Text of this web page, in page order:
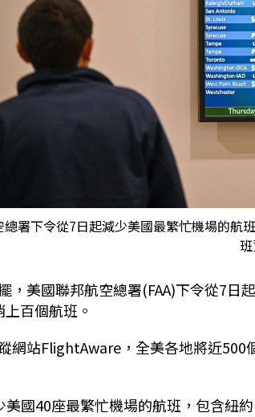
總署下令從7日起減少美國最繁忙機場的航
，美國聯邦航空總署(FAA)下令從7
百個航班。
網站FlightAware，全美各地將近
美國40座最繁忙機場的航班，包含紐